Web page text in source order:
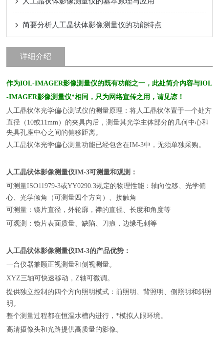
简要分析人工晶状体影像测量仪的功能特点
详细介绍
作为IOL-IMAGER影像测量仪的既有功能之一，此处简介内容与IOL
-IMAGER影像测量仪*相同，只为网络宣传之用，请见谅！
人工晶状体光学偏心测试仪的测量原理：将人工晶状体置于一个处方
直径（10或11mm）的夹具内后，测量其光学主体部分的几何中心和
夹具孔座中心之间的偏移距离。
人工晶状体光学偏心测量功能已经包含在IM-3中，无须单独采购。
人工晶状体影像测量仪IM-3可测量和观测：
可测量ISO11979-3或YY0290.3规定的物理性能：轴向位移、光学偏
心、光学倾角（可测量四个方向）、接触角
可测量：镜片直径，外轮廓，襻的直径、长度和角度等
可观测：镜片表面质量、缺陷、刀痕，边缘毛刺等
人工晶状体影像测量仪IM-3的产品优势：
一台仪器兼顾正视测量和侧视测量。
XYZ三轴可快速移动，Z轴可微调。
提供独立控制的四个方向照明模式：前照明、背照明、侧照明和斜照
明。
整个测量过程都在恒温水槽内进行，*模拟人眼环境。
高清摄像头和光路提供高质量的影像。